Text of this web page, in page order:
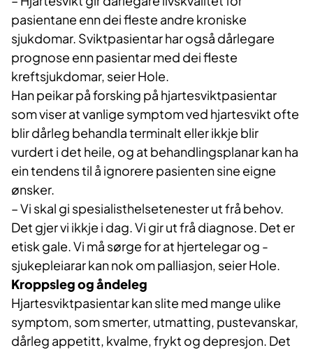
pasientane enn dei fleste andre kroniske
sjukdomar. Sviktpasientar har også dårlegare
prognose enn pasientar med dei fleste
kreftsjukdomar, seier Hole.
Han peikar på forsking på hjartesviktpasientar
som viser at vanlige symptom ved hjartesvikt ofte
blir dårleg behandla terminalt eller ikkje blir
vurdert i det heile, og at behandlingsplanar kan ha
ein tendens til å ignorere pasienten sine eigne
ønsker.
– Vi skal gi spesialisthelsetenester ut frå behov.
Det gjer vi ikkje i dag. Vi gir ut frå diagnose. Det er
etisk gale. Vi må sørge for at hjertelegar og -
sjukepleiarar kan nok om palliasjon, seier Hole.
Kroppsleg og åndeleg
Hjartesviktpasientar kan slite med mange ulike
symptom, som smerter, utmatting, pustevanskar,
dårleg appetitt, kvalme, frykt og depresjon. Det